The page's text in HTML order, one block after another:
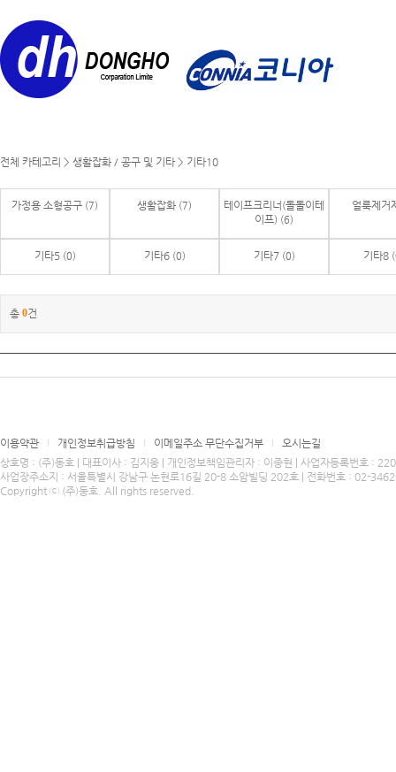
전체 카테고리 > 생활잡화 / 공구 및 기타 > 기타10
가정용 소형공구 (7) 생활잡화 (7)
테이프크리너(돌돌이테
이프) (6)
얼룩제거
기타5 (0) 기타6 (0) 기타7 (0) 기타8
총 0건
이용약관 개인정보취급방침 이메일주소 무단수집거부
오시는길
상호명 : (주)동호 | 대표이사 : 김지웅 | 개인정보책임관리자 : 이종현 | 사업자등록번호 :
사업장주소지 : 서울특별시 강남구 논현로16길 20-8 소암빌딩 202호 | 전화번호 : 02-
Copyright ⓒ (주)동호. All rights reserved.